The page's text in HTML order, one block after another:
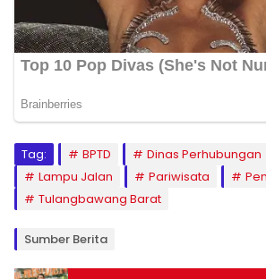
Tag: BPTD
Dinas Perhubungan
Lampu Jalan
Pariwisata
Tulangbawang Barat
Sumber Berita